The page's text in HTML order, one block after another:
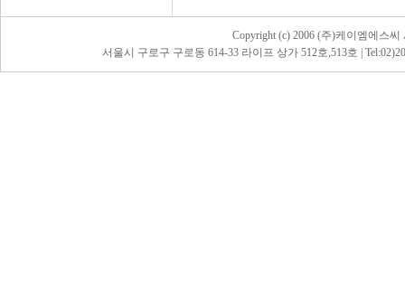
Copyright (c) 2006 (주)케이엠에스씨
서울시 구로구 구로동 614-33 라이프 상가 512호,513호 |